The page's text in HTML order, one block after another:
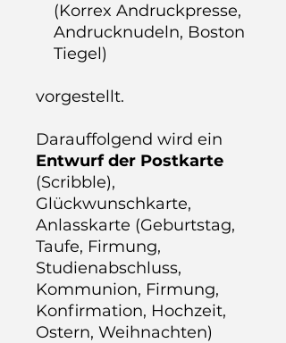
(Korrex Andruckpresse,
Andrucknudeln, Boston
Tiegel)
vorgestellt.
Darauffolgend wird ein
Entwurf der Postkarte
(Scribble),
Glückwunschkarte,
Anlasskarte (Geburtstag,
Taufe, Firmung,
Studienabschluss,
Kommunion, Firmung,
Konfirmation, Hochzeit,
Ostern, Weihnachten)